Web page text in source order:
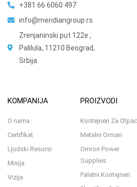
+381 66 6060 497
info@meridiangroup.rs
Zrenjaninski put 122e ,
Palilula, 11210 Beograd,
Srbija
KOMPANIJA
O nama
Certifikat
Ljudski Resursi
Misija
Vizija
PROIZVODI
Kontejneri Za Otpad
Metalni Ormari
Omron Power
Supplies
Paletni Kontejneri